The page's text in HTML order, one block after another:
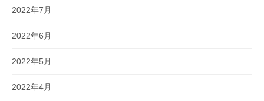
2022年7月
2022年6月
2022年5月
2022年4月